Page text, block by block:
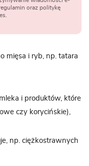
oraz politykę
mięsa i ryb, np. tatara
i produktów, które
czy korycińskie),
np. ciężkostrawnych